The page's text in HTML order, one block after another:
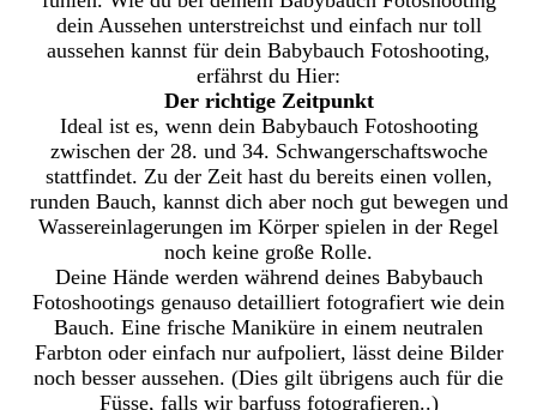
dein Aussehen unterstreichst und einfach nur toll
aussehen kannst für dein Babybauch Fotoshooting,
erfährst du Hier:
Der richtige Zeitpunkt
Ideal ist es, wenn dein Babybauch Fotoshooting
zwischen der 28. und 34. Schwangerschaftswoche
stattfindet. Zu der Zeit hast du bereits einen vollen,
runden Bauch, kannst dich aber noch gut bewegen und
Wassereinlagerungen im Körper spielen in der Regel
noch keine große Rolle.
Deine Hände werden während deines Babybauch
Fotoshootings genauso detailliert fotografiert wie dein
Bauch. Eine frische Maniküre in einem neutralen
Farbton oder einfach nur aufpoliert, lässt deine Bilder
noch besser aussehen. (Dies gilt übrigens auch für die
Füsse, falls wir barfuss fotografieren..)